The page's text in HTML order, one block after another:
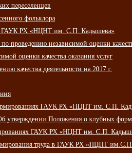
переселенцев
фольклора
ГАУК РХ «НЦНТ им. С.П. Кадышева»
проведению независимой оценки
оценки качества оказания услуг
качества деятельности на 2017 г.
ГАУК РХ «НЦНТ им. С.П.
утверждении Положения о клубных
ГАУК РХ «НЦНТ им. С.П.
труда в ГАУК РХ «НЦНТ